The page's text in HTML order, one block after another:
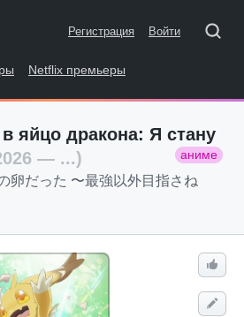
Регистрация Войти
Netflix премьеры
яйцо дракона: Я стану
— ...) аниме
卵だった 〜最強以外目指さね